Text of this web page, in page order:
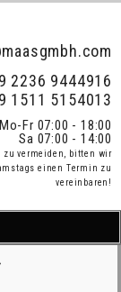
2236 9444916
1511 5154013
Mo-Fr 07:00 - 18:00
Sa 07:00 - 14:00
zu vermeiden, bitten wir
einen Termin zu
vereinbaren!